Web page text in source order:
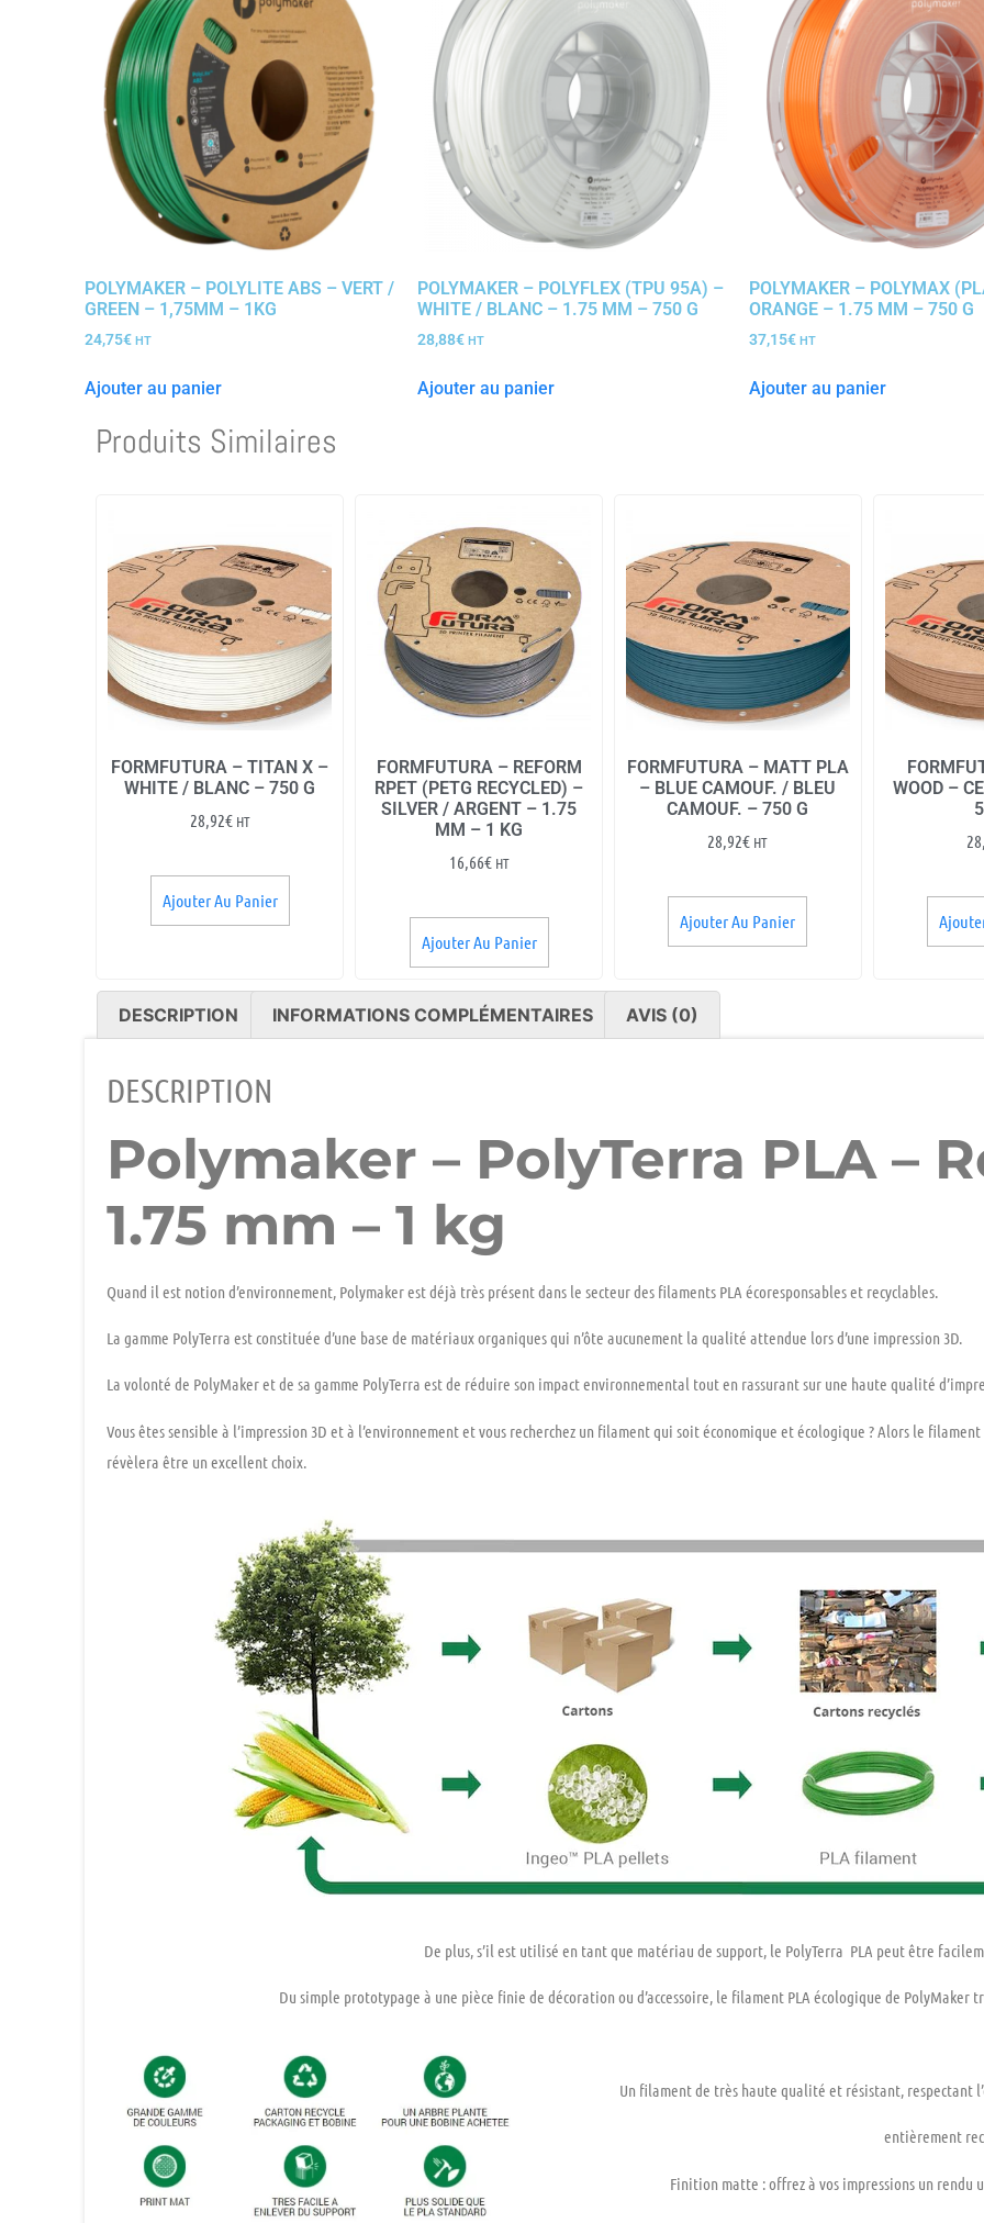
POLYMAKER – POLYLITE ABS – VERT /
GREEN – 1,75MM – 1KG
24,75€ HT
Ajouter au panier
POLYMAKER – POLYFLEX (TPU 95A) –
WHITE / BLANC – 1.75 MM – 750 G
28,88€ HT
Ajouter au panier
POLYMAKER – POLYMAX
ORANGE – 1.75 MM – 750 G
37,15€ HT
Ajouter au panier
Produits Similaires
FORMFUTURA – TITAN X –
WHITE / BLANC – 750 G
28,92€ HT
Ajouter Au Panier
FORMFUTURA – REFORM
RPET (PETG RECYCLED) –
SILVER / ARGENT – 1.75
MM – 1 KG
16,66€ HT
Ajouter Au Panier
FORMFUTURA – MATT PLA
– BLUE CAMOUF. / BLEU
CAMOUF. – 750 G
28,92€ HT
Ajouter Au Panier
WOOD –
DESCRIPTION INFORMATIONS COMPLÉMENTAIRES AVIS (0)
DESCRIPTION
Polymaker – PolyTerra PLA –
1.75 mm – 1 kg
Quand il est notion d’environnement, Polymaker est déjà très présent dans le secteur des filaments PLAécoresponsableset recyclables.
La gamme PolyTerra est constituée d’une base de matériaux organiques qui n’ôte aucunement la qualité attendue lors d’une impression 3D.
La volonté de PolyMaker et de sa gamme PolyTerra est de réduire son impact environnemental tout en rassurant sur une haute qualité
Vous êtes sensible à l’impression 3D et à l’environnement et vous recherchez un filament qui soit économique et écologique ? Alors le filament
révèlera être unexcellent choix.
De plus, s’il est utilisé en tant que matériau de support, le PolyTerra ️ PLA peut être
Du simple prototypage à une pièce finie de décoration ou d’accessoire, le filament PLA écologique de PolyMaker
Un filament de très haute qualité et résistant, respectant
entièrement
Finition matte : offrez à vos impressions un